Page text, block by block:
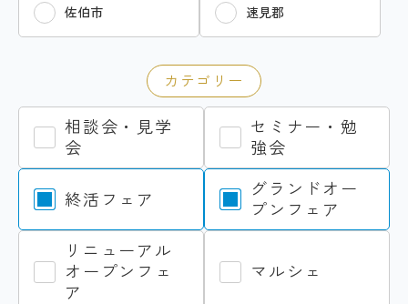
佐伯市 速見郡
カテゴリー
相談会・見学
会
セミナー・勉
強会
終活フェア
グランドオー
プンフェア
リニューアル
オープンフェ
ア
マルシェ